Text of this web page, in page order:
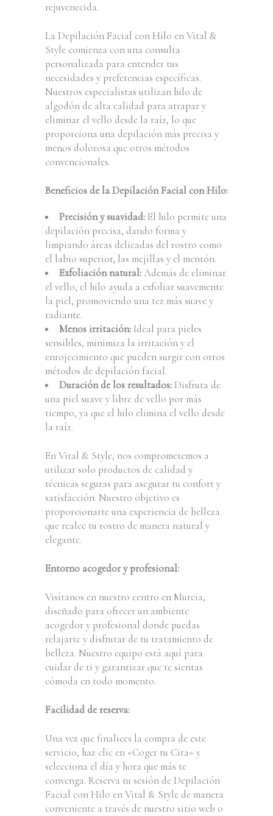
rejuvenecida.
La Depilación Facial con Hilo en Vital &
Style comienza con una consulta
personalizada para entender tus
necesidades y preferencias específicas.
Nuestros especialistas utilizan hilo de
algodón de alta calidad para atrapar y
eliminar el vello desde la raíz, lo que
proporciona una depilación más precisa y
menos dolorosa que otros métodos
convencionales.
Beneficios de la Depilación Facial con Hilo:
Precisión y suavidad: El hilo permite una
depilación precisa, dando forma y
limpiando áreas delicadas del rostro como
el labio superior, las mejillas y el mentón.
Exfoliación natural:Además de eliminar
el vello, el hilo ayuda a exfoliar suavemente
la piel, promoviendo una tez más suave y
radiante.
Menos irritación: Ideal para pieles
sensibles, minimiza la irritación y el
enrojecimiento que pueden surgir con otros
métodos de depilación facial.
Duración de los resultados: Disfruta de
una piel suave y libre de vello por más
tiempo, ya que el hilo elimina el vello desde
la raíz.
En Vital & Style, nos comprometemos a
utilizar solo productos de calidad y
técnicas seguras para asegurar tu confort y
satisfacción. Nuestro objetivo es
proporcionarte una experiencia de belleza
que realce tu rostro de manera natural y
elegante.
Entorno acogedor y profesional:
Visítanos en nuestro centro en Murcia,
diseñado para ofrecer un ambiente
acogedor y profesional donde puedas
relajarte y disfrutar de tu tratamiento de
belleza. Nuestro equipo está aquí para
cuidar de ti y garantizar que te sientas
cómoda en todo momento.
Facilidad de reserva:
Una vez que finalices la compra de este
servicio, haz clic en «Coger tu Cita» y
selecciona el día y hora que más te
convenga. Reserva tu sesión de Depilación
Facial con Hilo en Vital & Style de manera
conveniente a través de nuestro sitio web o